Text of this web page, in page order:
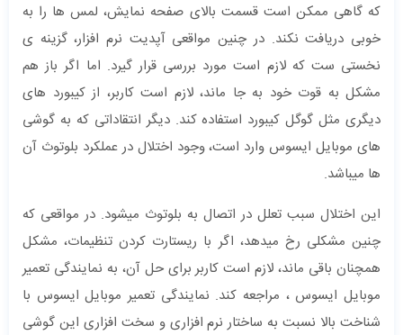
که گاهی ممکن است قسمت بالای صفحه نمایش، لمس ها را به
خوبی دریافت نکند. در چنین مواقعی آپدیت نرم افزار، گزینه ی
نخستی ست که لازم است مورد بررسی قرار گیرد. اما اگر باز هم
مشکل به قوت خود به جا ماند، لازم است کاربر، از کیبورد های
دیگری مثل گوگل کیبورد استفاده کند. دیگر انتقاداتی که به گوشی
های موبایل ایسوس وارد است، وجود اختلال در عملکرد بلوتوث آن
ها میباشد.
این اختلال سبب تعلل در اتصال به بلوتوث میشود. در مواقعی که
چنین مشکلی رخ میدهد، اگر با ریستارت کردن تنظیمات، مشکل
همچنان باقی ماند، لازم است کاربر برای حل آن، به نمایندگی تعمیر
موبایل ایسوس ، مراجعه کند. نمایندگی تعمیر موبایل ایسوس با
شناخت بالا نسبت به ساختار نرم افزاری و سخت افزاری این گوشی